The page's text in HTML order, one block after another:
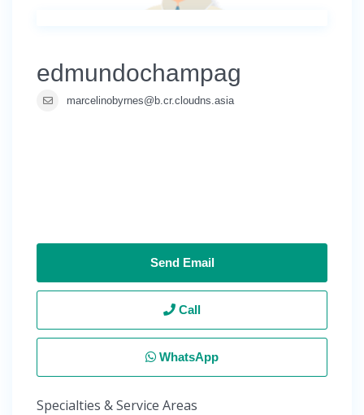
edmundochampag
marcelinobyrnes@b.cr.cloudns.asia
Send Email
Call
WhatsApp
Specialties & Service Areas